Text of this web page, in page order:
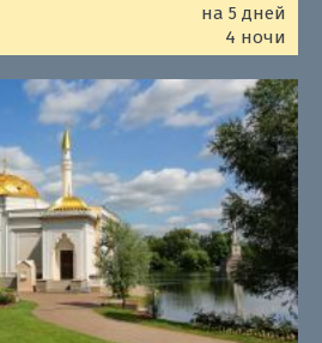
на 5 дней
4 ночи